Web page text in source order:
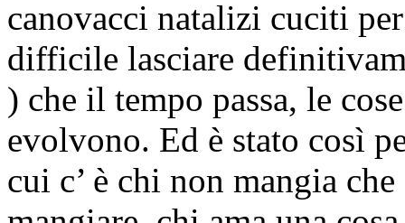
canovacci natalizi cuciti
difficile lasciare
) che il tempo passa, le
evolvono. Ed è stato così
cui c’ è chi non mangia